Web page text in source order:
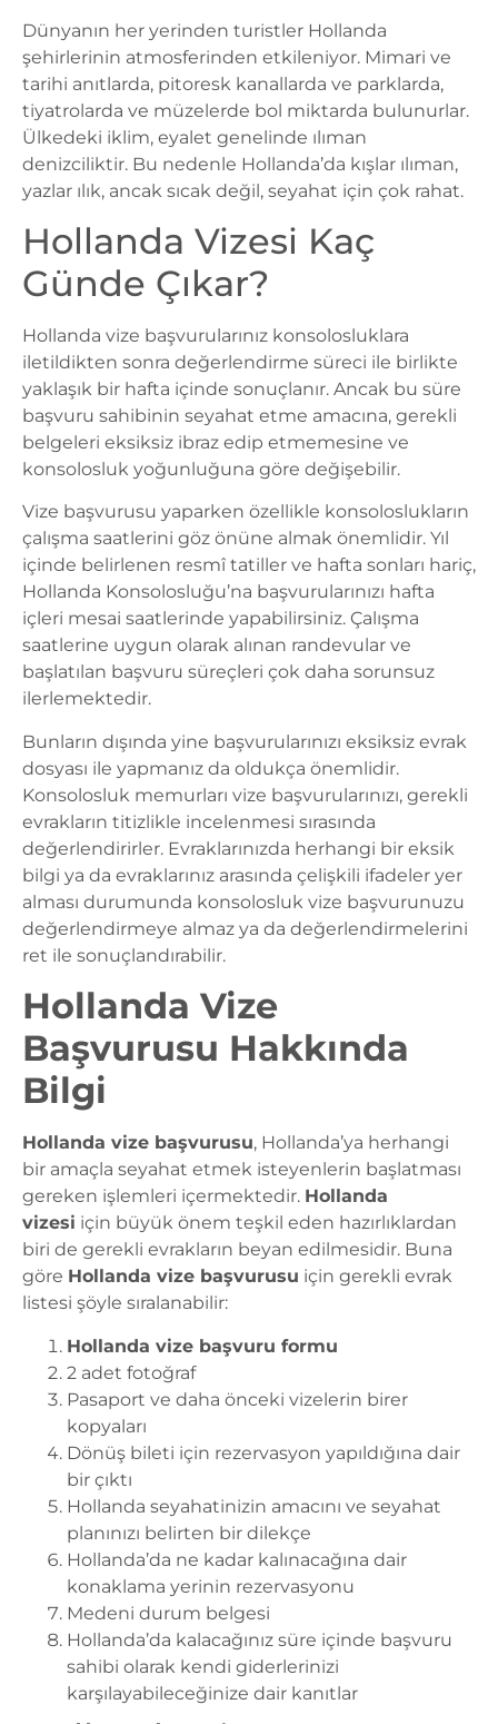
Dünyanın her yerinden turistler Hollanda
şehirlerinin atmosferinden etkileniyor. Mimari ve
tarihi anıtlarda, pitoresk kanallarda ve parklarda,
tiyatrolarda ve müzelerde bol miktarda bulunurlar.
Ülkedeki iklim, eyalet genelinde ılıman
denizciliktir. Bu nedenle Hollanda’da kışlar ılıman,
yazlar ılık, ancak sıcak değil, seyahat için çok rahat.
Hollanda Vizesi Kaç
Günde Çıkar?
Hollanda vize başvurularınız konsolosluklara
iletildikten sonra değerlendirme süreci ile birlikte
yaklaşık bir hafta içinde sonuçlanır. Ancak bu süre
başvuru sahibinin seyahat etme amacına, gerekli
belgeleri eksiksiz ibraz edip etmemesine ve
konsolosluk yoğunluğuna göre değişebilir.
Vize başvurusu yaparken özellikle konsoloslukların
çalışma saatlerini göz önüne almak önemlidir. Yıl
içinde belirlenen resmî tatiller ve hafta sonları hariç,
Hollanda Konsolosluğu’na başvurularınızı hafta
içleri mesai saatlerinde yapabilirsiniz. Çalışma
saatlerine uygun olarak alınan randevular ve
başlatılan başvuru süreçleri çok daha sorunsuz
ilerlemektedir.
Bunların dışında yine başvurularınızı eksiksiz evrak
dosyası ile yapmanız da oldukça önemlidir.
Konsolosluk memurları vize başvurularınızı, gerekli
evrakların titizlikle incelenmesi sırasında
değerlendirirler. Evraklarınızda herhangi bir eksik
bilgi ya da evraklarınız arasında çelişkili ifadeler yer
alması durumunda konsolosluk vize başvurunuzu
değerlendirmeye almaz ya da değerlendirmelerini
ret ile sonuçlandırabilir.
Hollanda Vize
Başvurusu Hakkında
Bilgi
Hollanda vize başvurusu, Hollanda’ya herhangi
bir amaçla seyahat etmek isteyenlerin başlatması
gereken işlemleri içermektedir. Hollanda
vizesi için büyük önem teşkil eden hazırlıklardan
biri de gerekli evrakların beyan edilmesidir. Buna
göre Hollanda vize başvurusu için gerekli evrak
listesi şöyle sıralanabilir:
Hollanda vize başvuru formu
2 adet fotoğraf
Pasaport ve daha önceki vizelerin birer
kopyaları
Dönüş bileti için rezervasyon yapıldığına dair
bir çıktı
Hollanda seyahatinizin amacını ve seyahat
planınızı belirten bir dilekçe
Hollanda’da ne kadar kalınacağına dair
konaklama yerinin rezervasyonu
Medeni durum belgesi
Hollanda’da kalacağınız süre içinde başvuru
sahibi olarak kendi giderlerinizi
karşılayabileceğinize dair kanıtlar